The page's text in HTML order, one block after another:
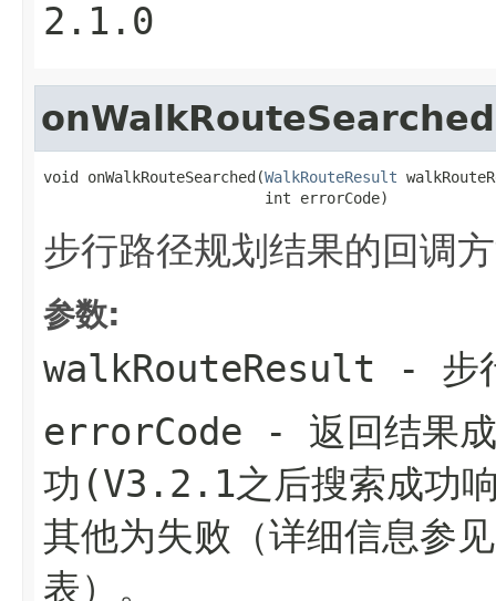
2.1.0
onWalkRouteSearched
void onWalkRouteSearched(WalkRouteResult
                         int errorCode)
步行路径规划结果的回调
参数:
walkRouteResult - 步
errorCode - 返回结果
功(V3.2.1之后搜索成功
其他为失败（详细信息参
表）。